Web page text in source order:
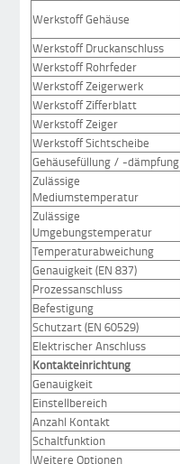
Werkstoff Gehäuse
Werkstoff Druckanschluss
Werkstoff Rohrfeder
Werkstoff Zeigerwerk
Werkstoff Zifferblatt
Werkstoff Zeiger
Werkstoff Sichtscheibe
Gehäusefüllung / -dämpfung
Zulässige
Mediumstemperatur
Zulässige
Umgebungstemperatur
Temperaturabweichung
Genauigkeit (EN 837)
Prozessanschluss
Befestigung
Schutzart (EN 60529)
Elektrischer Anschluss
Kontakteinrichtung
Genauigkeit
Einstellbereich
Anzahl Kontakt
Schaltfunktion
Weitere Optionen